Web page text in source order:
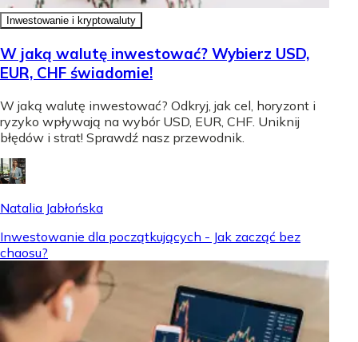
Inwestowanie i kryptowaluty
W jaką walutę inwestować? Wybierz USD,
EUR, CHF świadomie!
W jaką walutę inwestować? Odkryj, jak cel, horyzont i
ryzyko wpływają na wybór USD, EUR, CHF. Uniknij
błędów i strat! Sprawdź nasz przewodnik.
Natalia Jabłońska
Inwestowanie dla początkujących - Jak zacząć bez
chaosu?